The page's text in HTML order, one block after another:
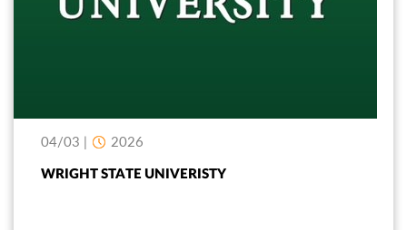
04/03 | 2026
WRIGHT STATE UNIVERISTY